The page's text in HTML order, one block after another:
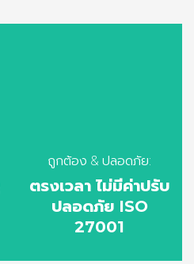
ถูกต้อง & ปลอดภัย:
ตรงเวลา ไม่มีค่าปรับ
ปลอดภัย ISO
27001
ปลอดภัยข้อมูลเงิน
เดือนมาตรฐาน
สากล PDPA +
ISO 27001